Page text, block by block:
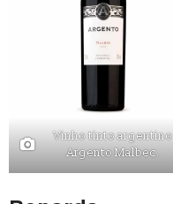
Vinho tinto argentino
Argento Malbec.